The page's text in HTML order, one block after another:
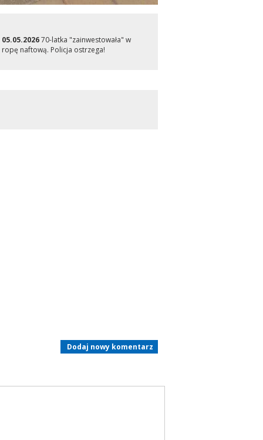
05.05.202670-latka "zainwestowała" w
ropę naftową. Policja ostrzega!
Dodaj nowy komentarz